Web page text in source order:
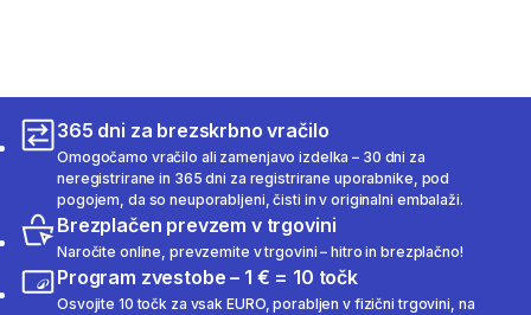
365 dni za brezskrbno vračilo
Omogočamo vračilo ali zamenjavo izdelka – 30 dni za
neregistrirane in 365 dni za registrirane uporabnike, pod
pogojem, da so neuporabljeni, čisti in v originalni embalaži.
Brezplačen prevzem v trgovini
Naročite online, prevzemite v trgovini – hitro in brezplačno!
Program zvestobe – 1 € = 10 točk
Osvojite 10 točk za vsak EURO, porabljen v fizični trgovini, na